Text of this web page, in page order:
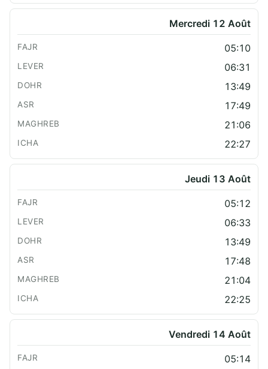
Mercredi 12 Août
05:10
06:31
13:49
17:49
21:06
22:27
Jeudi 13 Août
05:12
06:33
13:49
17:48
21:04
22:25
Vendredi 14 Août
05:14